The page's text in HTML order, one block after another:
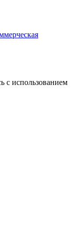
с использованием